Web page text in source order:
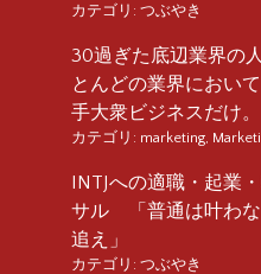
カテゴリ: つぶやき
30過ぎた底辺業界の
とんどの業界におい
手大衆ビジネスだけ。
カテゴリ: marketing,
INTJへの適職・起業
サル 「普通は叶わな
追え」
カテゴリ: つぶやき